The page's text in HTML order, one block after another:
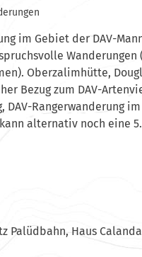
im Gebiet der DAV-
Oberzalimhütte,
Bezug zum DAV-
DAV-Rangerwanderung
alternativ noch eine
Palüdbahn, Haus